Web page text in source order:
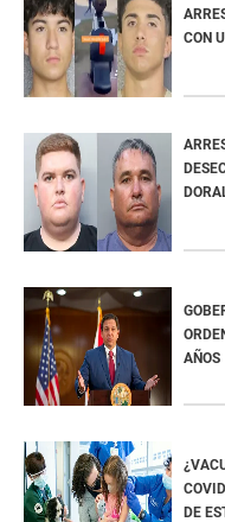
CON
AÑOS
COVID
DE